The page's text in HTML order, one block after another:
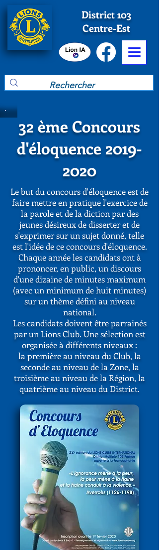
District 103
Centre-Est
32 ème Concours
d'éloquence 2019-
2020
Le but du concours d'éloquence est de
faire mettre en pratique l'exercice de
la parole et de la diction par des
jeunes désireux de disserter et de
s'exprimer sur un sujet donné, telle
est l'idée de ce concours d'éloquence.
Chaque année les candidats ont à
prononcer, en public, un discours
d'une dizaine de minutes maximum
(avec un minimum de huit minutes)
sur un thème défini au niveau
national.
​Les candidats doivent être parrainés
par un Lions Club. Une sélection est
organisée à différents niveaux :
la première au niveau du Club, la
seconde au niveau de la Zone, la
troisième au niveau de la Région, la
quatrième au niveau du District.